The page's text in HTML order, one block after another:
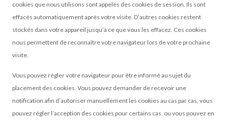
cookies que nous utilisons sont appelés des cookies de session. Ils sont
effacés automatiquement après votre visite. D’autres cookies restent
stockés dans votre appareil jusqu’à ce que vous les effacez. Ces cookies
nous permettent de reconnaître votre navigateur lors de votre prochaine
visite.
Vous pouvez régler votre navigateur pour être informé au sujet du
placement des cookies. Vous pouvez demander de recevoir une
notification afin d’autoriser manuellement les cookies au cas par cas, vous
pouvez régler l’acception des cookies pour certains cas, ou vous pouvez en